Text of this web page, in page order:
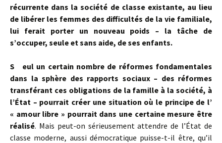
récurrente dans la société de classe existante, au lieu
de libérer les femmes des difficultés de la vie familiale,
lui ferait porter un nouveau poids – la tâche de
s’occuper, seule et sans aide, de ses enfants.
S eul un certain nombre de réformes fondamentales
dans la sphère des rapports sociaux – des réformes
transférant ces obligations de la famille à la société, à
l’État – pourrait créer une situation où le principe de l’
« amour libre » pourrait dans une certaine mesure être
réalisé. Mais peut-on sérieusement attendre de l’État de
classe moderne, aussi démocratique puisse-t-il être, qu’il